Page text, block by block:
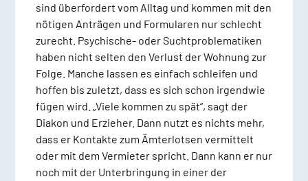
sind überfordert vom Alltag und kommen mit den
nötigen Anträgen und Formularen nur schlecht
zurecht. Psychische- oder Suchtproblematiken
haben nicht selten den Verlust der Wohnung zur
Folge. Manche lassen es einfach schleifen und
hoffen bis zuletzt, dass es sich schon irgendwie
fügen wird. „Viele kommen zu spät“, sagt der
Diakon und Erzieher. Dann nutzt es nichts mehr,
dass er Kontakte zum Ämterlotsen vermittelt
oder mit dem Vermieter spricht. Dann kann er nur
noch mit der Unterbringung in einer der